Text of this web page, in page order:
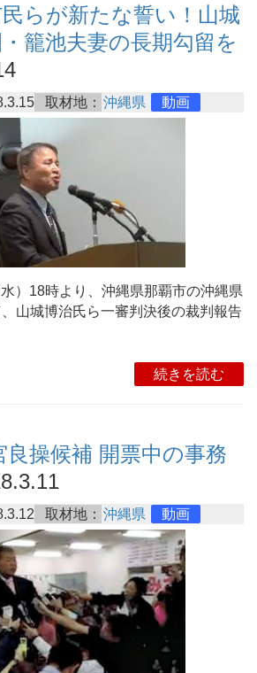
らが新たな誓い！山城
籠池夫妻の長期勾留を
取材地： 沖縄県 動画
）18時より、沖縄県那覇市の沖縄県
山城博治氏ら一審判決後の裁判報告
続きを読む
良操候補 開票中の事務
取材地： 沖縄県 動画